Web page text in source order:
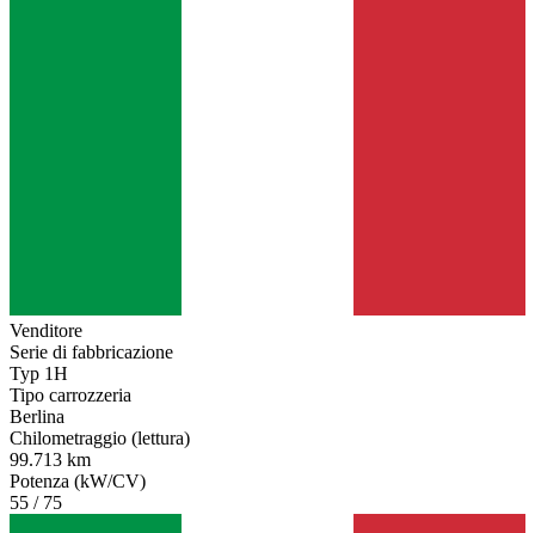
Venditore
Serie di fabbricazione
Typ 1H
Tipo carrozzeria
Berlina
Chilometraggio (lettura)
99.713 km
Potenza (kW/CV)
55 / 75